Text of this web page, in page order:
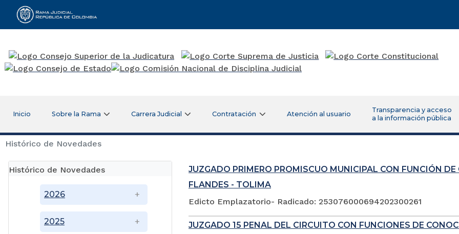
Rama Judicial
Inicio Sobre la Rama Carrera Judicial Contratación Atención al usuario
Transparencia y acceso
a la información pública
Histórico de Novedades
Histórico de Novedades
2025
2026
JUZGADO PRIMERO PROMISCUO MUNICIPAL CON FUNCIÓN
FLANDES - TOLIMA
Edicto Emplazatorio- Radicado: 253076000694202300261
JUZGADO 15 PENAL DEL CIRCUITO CON FUNCIONES DE